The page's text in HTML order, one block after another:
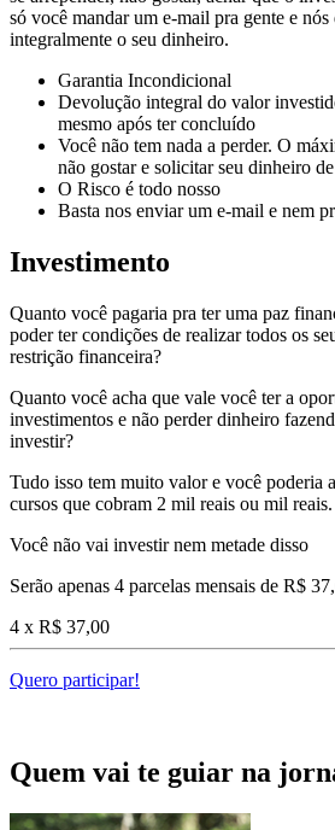
só você mandar um e-mail pra gente e
integralmente o seu dinheiro.
Garantia Incondicional
Devolução integral do valor
mesmo após ter concluído
Você não tem nada a perder. O
não gostar e solicitar seu dinheiro
O Risco é todo nosso
Basta nos enviar um e-mail e nem
Investimento
Quanto você pagaria pra ter uma paz
poder ter condições de realizar todos os
restrição financeira?
Quanto você acha que vale você ter a
investimentos e não perder dinheiro
investir?
Tudo isso tem muito valor e você poderia
cursos que cobram 2 mil reais ou mil reais.
Você não vai investir nem metade disso
Serão apenas 4 parcelas mensais de R$
4 x R$ 37,00
Quero participar!
Quem vai te guiar na